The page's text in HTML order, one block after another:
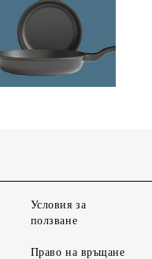
Условия за
ползване
Право на връщане